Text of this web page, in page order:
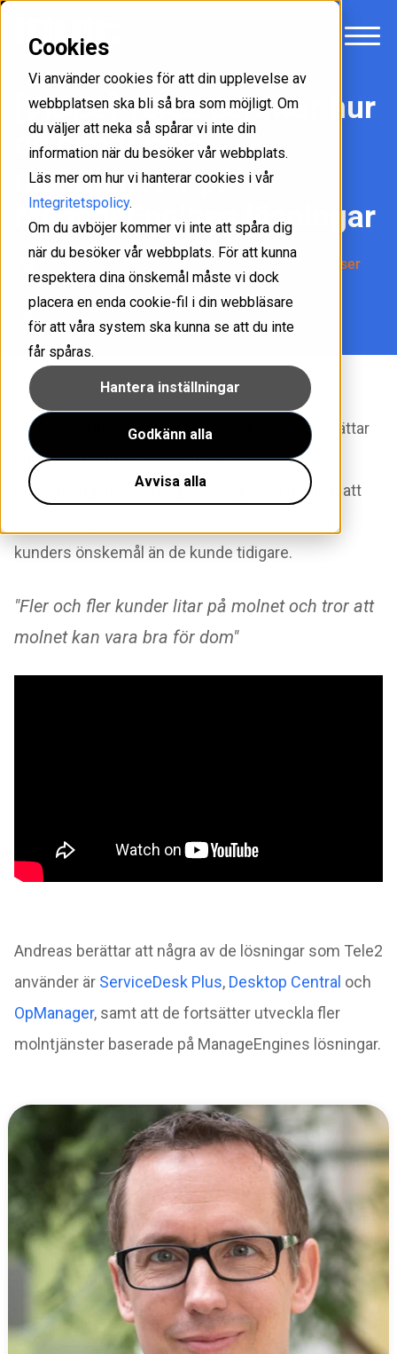
Cookies
Vi använder cookies för att din upplevelse av
webbplatsen ska bli så bra som möjligt. Om
du väljer att neka så spårar vi inte din
information när du besöker vår webbplats.
Läs mer om hur vi hanterar cookies i vår
Integritetspolicy.
Om du avböjer kommer vi inte att spåra dig
när du besöker vår webbplats. För att kunna
respektera dina önskemål måste vi dock
placera en enda cookie-fil i din webbläsare
för att våra system ska kunna se att du inte
får spåras.
Hantera inställningar
Godkänn alla
Avvisa alla
[VIDEO] Tele2 berättar hur
de byggt sina
molntjänster på
ManageEngines lösningar
Molntjänster
Kundberättelser
ITSM - Helpdesk
Verksamhetsnytta
Anders Berggren och Andreas Ridderstedt berättar
hur Tele2 bygger sina molntjänster på
ManageEngines lösningar som gör det möjlligt att
kunders önskemål än de kunde tidigare.
"Fler och fler kunder litar på molnet och tror att
molnet kan vara bra för dom"
Andreas berättar att några av de lösningar som Tele2
använder är ServiceDesk Plus, Desktop Central och
OpManager, samt att de fortsätter utveckla fler
molntjänster baserade på ManageEngines lösningar.